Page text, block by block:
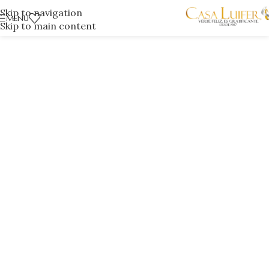
Skip to navigation
Skip to main content
MENÚ